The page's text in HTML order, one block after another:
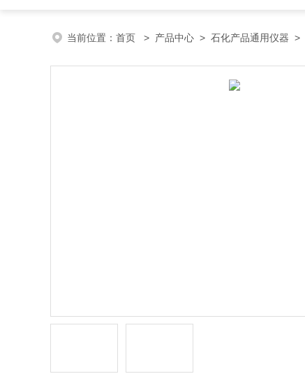
当前位置： 首页 > 产品中心 > 石化产品通用仪器 >